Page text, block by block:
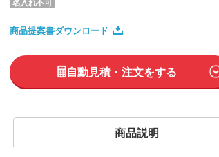
商品提案書ダウンロード
自動見積・注文をする
商品説明